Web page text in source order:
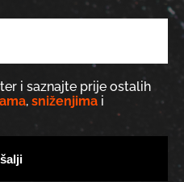
i saznajte prije ostalih
, sniženjima i